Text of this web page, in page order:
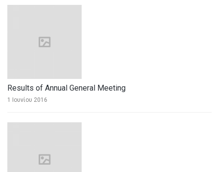
Results of Annual General Meeting
1 Ιουνίου 2016